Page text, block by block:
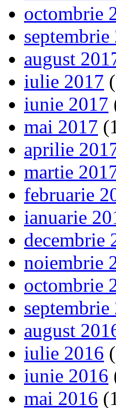
octombrie
septembrie
august
iulie 2017
iunie 2017
mai 2017
aprilie
martie
februarie
ianuarie
decembrie
noiembrie
octombrie
septembrie
august
iulie 2016
iunie 2016
mai 2016